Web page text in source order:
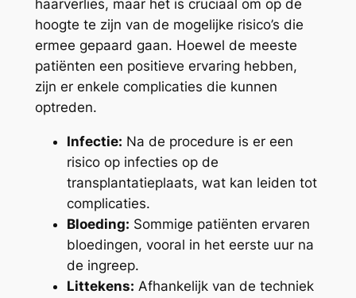
haarverlies, maar het is cruciaal om op de
hoogte te zijn van de mogelijke risico’s die
ermee gepaard gaan. Hoewel de meeste
patiënten een positieve ervaring hebben,
zijn er enkele complicaties die kunnen
optreden.
Infectie: Na de procedure is er een
risico op infecties op de
transplantatieplaats, wat kan leiden tot
complicaties.
Bloeding: Sommige patiënten ervaren
bloedingen, vooral in het eerste uur na
de ingreep.
Littekens: Afhankelijk van de techniek